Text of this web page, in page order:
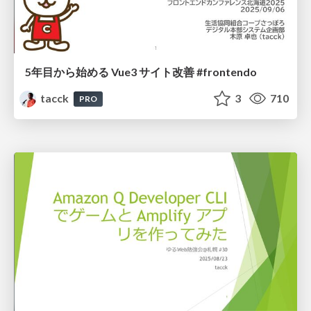
5年目から始める Vue3 サイト改善 #frontendo
tacck
PRO 3 710